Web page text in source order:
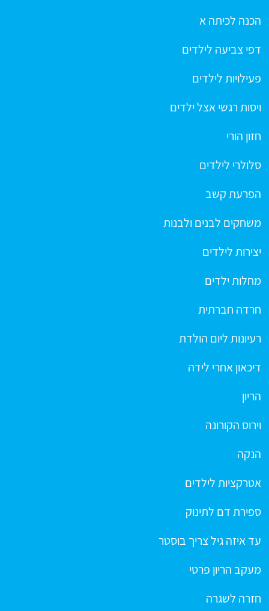
הכנה לכיתה א
דפי צביעה לילדים
פעילויות לילדים
ויסות רגשי אצל ילדים
חזון הורי
סלולרי לילדים
הפרעת קשב
משחקים לבנים ולבנות
יצירות לילדים
מחלות ילדים
חרדה חברתית
רעיונות ליום הולדת
דיכאון אחרי לידה
הריון
וירוס הקורונה
הנקה
אטרקציות לילדים
ספירת דם לתינוק
עד איזה גיל צריך בוסטר
מעקב הריון פרטי
חזרה לשגרה